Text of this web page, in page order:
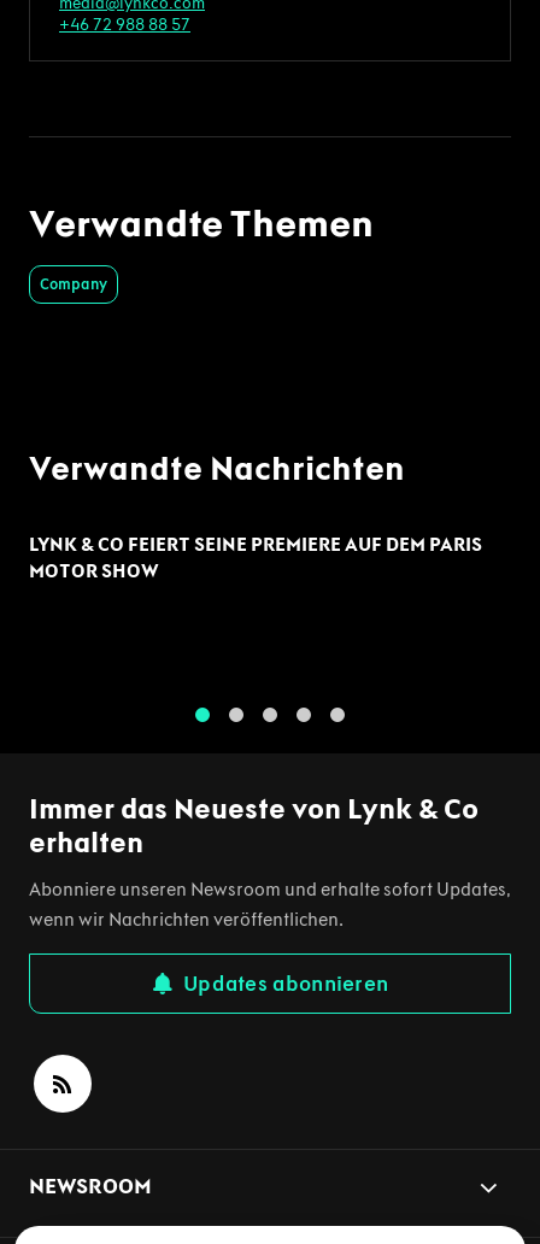
+46 72 988 88 57
Verwandte Themen
Company
Verwandte Nachrichten
LYNK & CO FEIERT SEINE PREMIERE AUF DEM PARIS
MOTOR SHOW
Immer das Neueste von Lynk & Co
erhalten
Abonniere unseren Newsroom und erhalte sofort Updates,
wenn wir Nachrichten veröffentlichen.
Updates abonnieren
NEWSROOM